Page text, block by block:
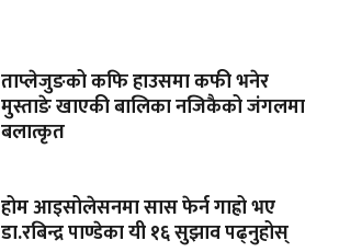
ताप्लेजुङको कफि हाउसमा कफी भनेर
मुस्ताङे खाएकी बालिका नजिकैको जंगलमा
बलात्कृत
होम आइसोलेसनमा सास फेर्न गाह्रो भए
डा.रबिन्द्र पाण्डेका यी १६ सुझाव पढ्नुहोस्